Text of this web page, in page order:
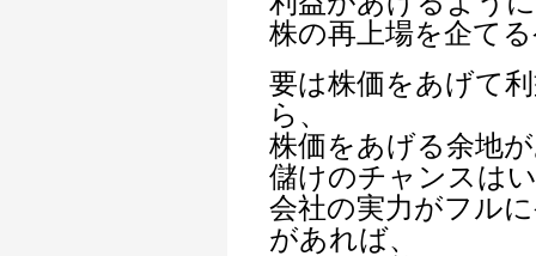
株の再上場を企て
要は株価をあげて
ら、
株価をあげる余地
儲けのチャンスは
会社の実力がフル
があれば、